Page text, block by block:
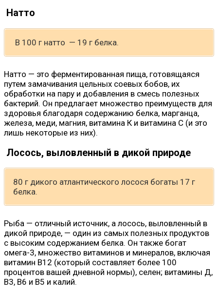
Натто
В 100 г натто — 19 г белка.
Натто — это ферментированная пища, готовящаяся
путем замачивания цельных соевых бобов, их
обработки на пару и добавления в смесь полезных
бактерий. Он предлагает множество преимуществ для
здоровья благодаря содержанию белка, марганца,
железа, меди, магния, витамина К и витамина С (и это
лишь некоторые из них).
Лосось, выловленный в дикой природе
80 г дикого атлантического лосося богаты 17 г
белка.
Рыба — отличный источник, а лосось, выловленный в
дикой природе, — один из самых полезных продуктов
с высоким содержанием белка. Он также богат
омега-3, множество витаминов и минералов, включая
витамин B12 (который составляет более 100
процентов вашей дневной нормы), селен; витамины Д,
В3, В6 и В5 и калий.